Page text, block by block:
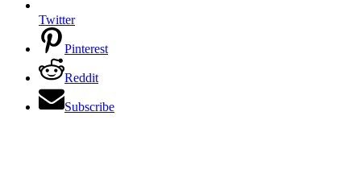
Twitter
Pinterest
Reddit
Subscribe